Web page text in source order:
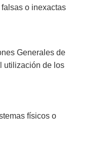
o inexactas
Generales de
utilización de los
físicos o